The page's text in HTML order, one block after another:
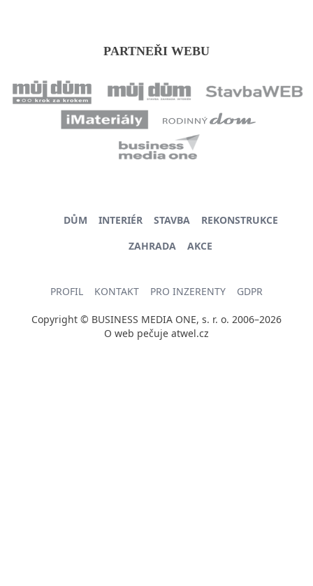
PARTNEŘI WEBU
DŮM INTERIÉR STAVBA
REKONSTRUKCE
ZAHRADA
AKCE
PROFIL KONTAKT PRO INZERENTY GDPR
Copyright © BUSINESS MEDIA ONE, s. r. o. 2006–2026